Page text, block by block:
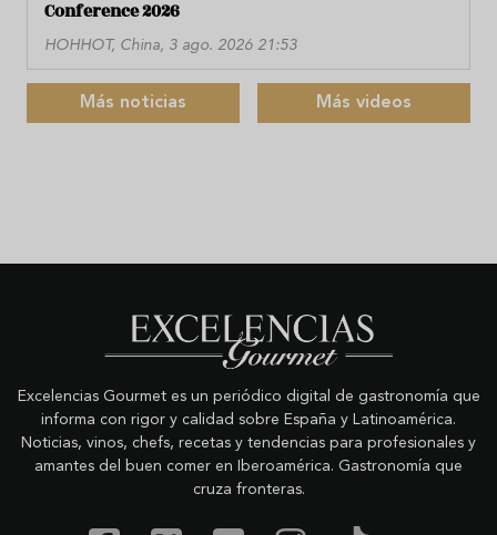
Conference 2026
HOHHOT, China, 3 ago. 2026 21:53
Más noticias Más videos
Excelencias Gourmet es un periódico digital de gastronomía que
informa con rigor y calidad sobre España y Latinoamérica.
Noticias, vinos, chefs, recetas y tendencias para profesionales y
amantes del buen comer en Iberoamérica. Gastronomía que
cruza fronteras.